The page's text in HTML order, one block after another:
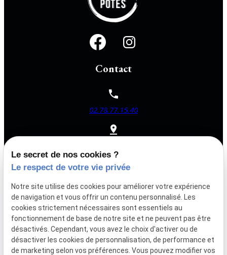
Contact
02.78.77.15.40
Mardi - Mercredi : 12h00 - 14h00
Jeudi : 12h00 - 00h00
Vendredi - Samedi : 12h00 - 02h00
Siret :81067253500038
Le secret de nos cookies ?
Le respect de votre vie privée
Notre site utilise des cookies pour améliorer votre expérience
de navigation et vous offrir un contenu personnalisé. Les
cookies strictement nécessaires sont essentiels au
fonctionnement de base de notre site et ne peuvent pas être
désactivés. Cependant, vous avez le choix d'activer ou de
désactiver les cookies de personnalisation, de performance et
de marketing selon vos préférences. Vous pouvez modifier vos